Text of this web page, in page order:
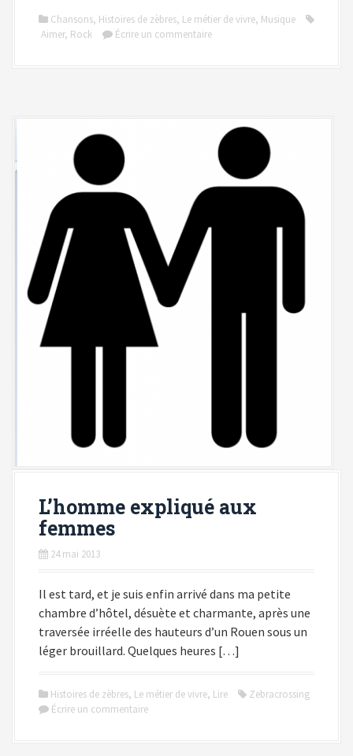
Chansons, Histoires de zèbres, Le métier de vivre, Musique
Aimer, Rock Écrire un commentaire
L’homme expliqué aux
femmes
24 mai 2013
Il est tard, et je suis enfin arrivé dans ma petite
chambre d’hôtel, désuète et charmante, après une
traversée irréelle des hauteurs d’un Rouen sous un
léger brouillard. Quelques heures […]
Histoires de zèbres, Le métier de vivre, Lire
Zebracrossing
Écrire un commentaire